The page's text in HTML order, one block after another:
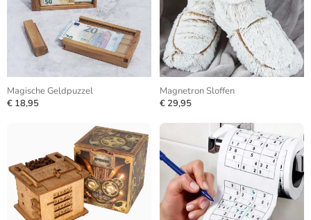
Magische Geldpuzzel
€ 18,95
Magnetron Sloffen
€ 29,95